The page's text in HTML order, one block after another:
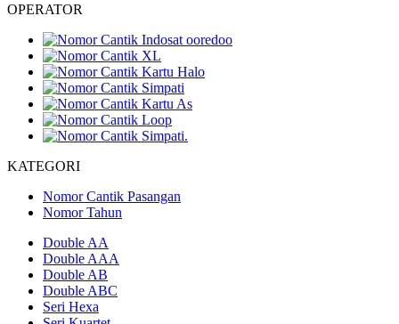
OPERATOR
KATEGORI
Nomor Cantik Pasangan
Nomor Tahun
Double AA
Double AAA
Double AB
Double ABC
Seri Hexa